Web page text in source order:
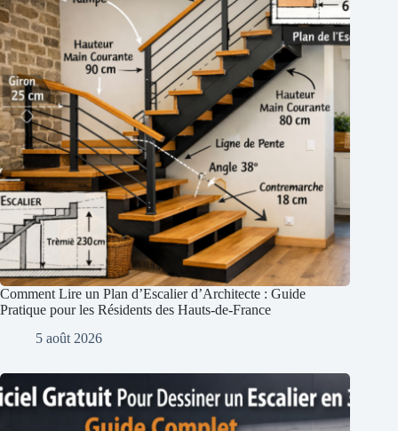
Comment Lire un Plan d’Escalier d’Architecte : Guide
Pratique pour les Résidents des Hauts-de-France
5 août 2026